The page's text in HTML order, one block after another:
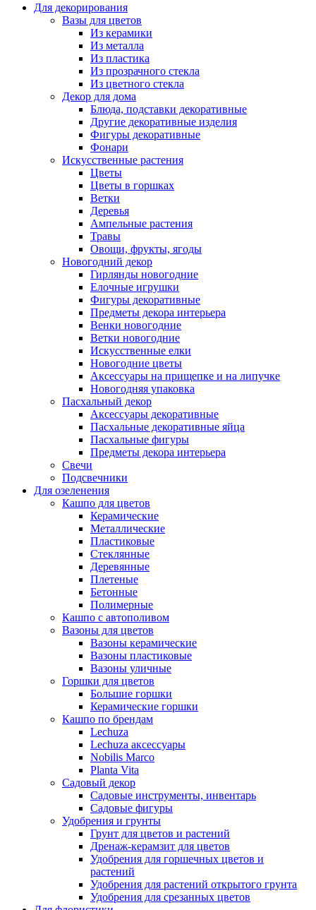
Для декорирования
Вазы для цветов
Из керамики
Из металла
Из пластика
Из прозрачного стекла
Из цветного стекла
Декор для дома
Блюда, подставки декоративные
Другие декоративные изделия
Фигуры декоративные
Фонари
Искусственные растения
Цветы
Цветы в горшках
Ветки
Деревья
Ампельные растения
Травы
Овощи, фрукты, ягоды
Новогодний декор
Гирлянды новогодние
Елочные игрушки
Фигуры декоративные
Предметы декора интерьера
Венки новогодние
Ветки новогодние
Искусственные елки
Новогодние цветы
Аксессуары на прищепке и на липучке
Новогодняя упаковка
Пасхальный декор
Аксессуары декоративные
Пасхальные декоративные яйца
Пасхальные фигуры
Предметы декора интерьера
Свечи
Подсвечники
Для озеленения
Кашпо для цветов
Керамические
Металлические
Пластиковые
Стеклянные
Деревянные
Плетеные
Бетонные
Полимерные
Кашпо с автополивом
Вазоны для цветов
Вазоны керамические
Вазоны пластиковые
Вазоны уличные
Горшки для цветов
Большие горшки
Керамические горшки
Кашпо по брендам
Lechuza
Lechuza аксессуары
Nobilis Marco
Planta Vita
Садовый декор
Садовые инструменты, инвентарь
Садовые фигуры
Удобрения и грунты
Грунт для цветов и растений
Дренаж-керамзит для цветов
Удобрения для горшечных цветов и
растений
Удобрения для растений открытого грунта
Удобрения для срезанных цветов